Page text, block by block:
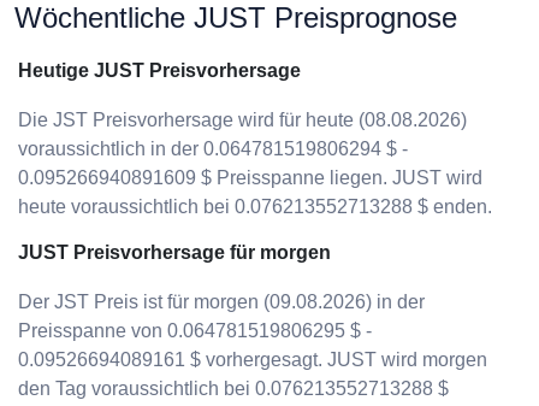
Wöchentliche JUST Preisprognose
Heutige JUST Preisvorhersage
Die JST Preisvorhersage wird für heute (08.08.2026)
voraussichtlich in der 0.064781519806294 $ -
0.095266940891609 $ Preisspanne liegen. JUST wird
heute voraussichtlich bei 0.076213552713288 $ enden.
JUST Preisvorhersage für morgen
Der JST Preis ist für morgen (09.08.2026) in der
Preisspanne von 0.064781519806295 $ -
0.09526694089161 $ vorhergesagt. JUST wird morgen
den Tag voraussichtlich bei 0.076213552713288 $